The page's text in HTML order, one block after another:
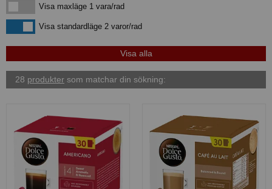
Visa maxläge 1 vara/rad
Visa maxläge 1 vara/rad
Visa standardlägeVisa standardläge 2 varor/rad
28 produkter som matchar din sökning: